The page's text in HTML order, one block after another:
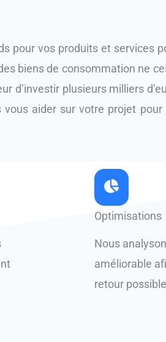
pour vos produits et services
biens de consommation ne
d’investir plusieurs milliers
aider sur votre projet
Optimisations
Nous
améliorable
retour